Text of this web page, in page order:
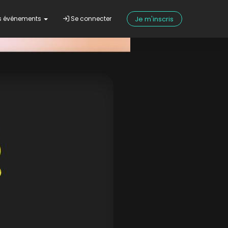
événements Se connecter Je m'inscris